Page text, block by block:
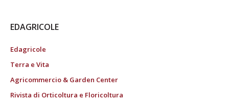
EDAGRICOLE
Edagricole
Terra e Vita
Agricommercio & Garden Center
Rivista di Orticoltura e Floricoltura